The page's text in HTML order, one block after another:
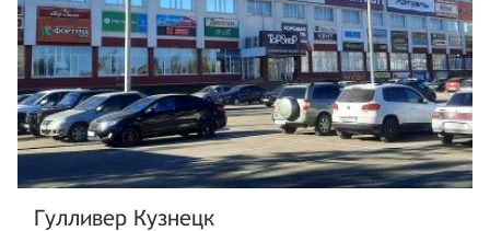
Гулливер Кузнецк